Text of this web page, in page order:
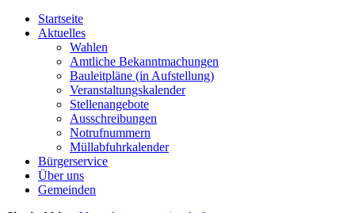
Startseite
Aktuelles
Wahlen
Amtliche Bekanntmachungen
Bauleitpläne (in Aufstellung)
Veranstaltungskalender
Stellenangebote
Ausschreibungen
Notrufnummern
Müllabfuhrkalender
Bürgerservice
Über uns
Gemeinden